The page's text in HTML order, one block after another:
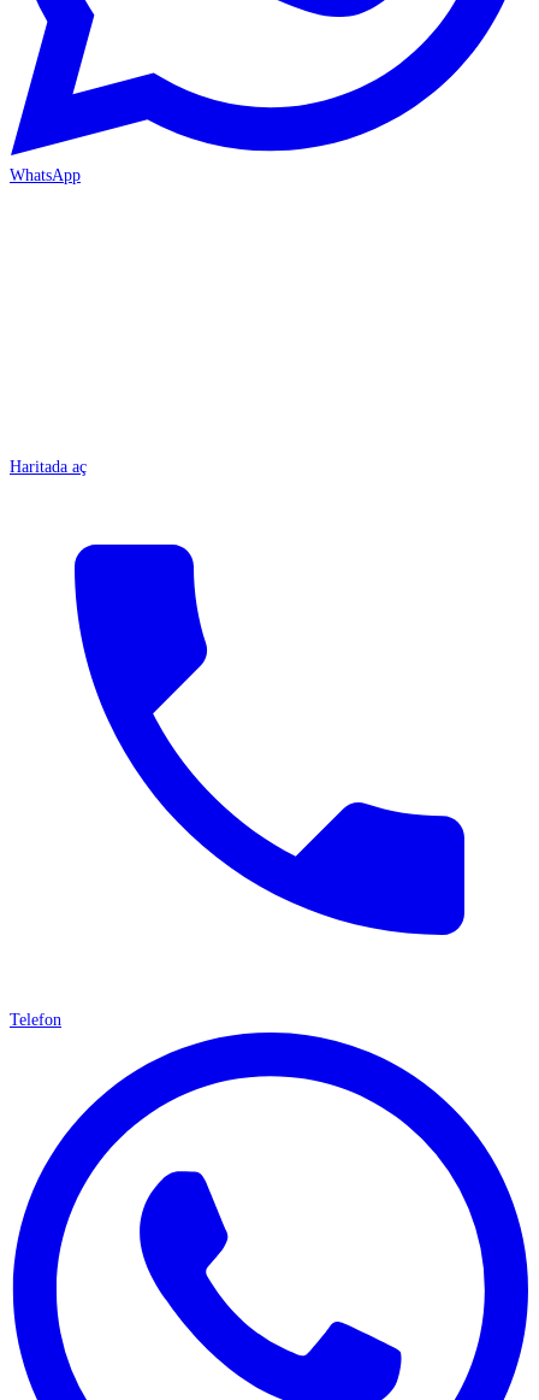
WhatsApp
Haritada aç
Telefon